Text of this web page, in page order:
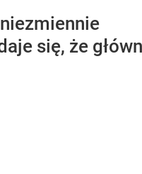
się, że